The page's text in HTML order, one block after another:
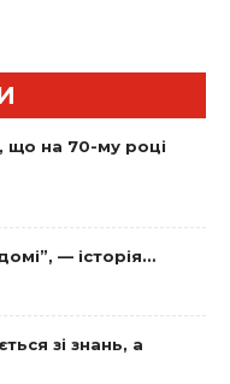
що на 70-му році
— історія…
зі знань, а